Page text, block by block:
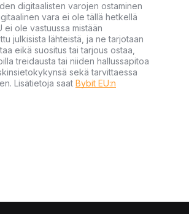
digitaalisten varojen ostaminen
vara ei ole tällä hetkellä
ei ole vastuussa mistään
julkisista lähteistä, ja ne tarjotaan
eikä suositus tai tarjous ostaa,
treidausta tai niiden hallussapitoa
sekä tarvittaessa
Lisätietoja saat Bybit EU:n